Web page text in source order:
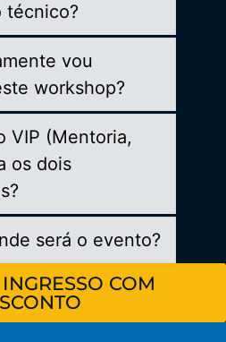
técnico?
vou
workshop?
VIP (Mentoria,
os dois
será o evento?
COM